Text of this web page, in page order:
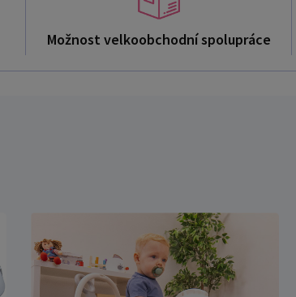
Možnost velkoobchodní spolupráce